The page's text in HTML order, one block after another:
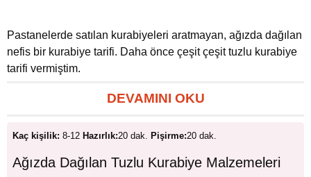
Pastanelerde satılan kurabiyeleri aratmayan, ağızda dağılan
nefis bir kurabiye tarifi. Daha önce çeşit çeşit tuzlu kurabiye
tarifi vermiştim.
DEVAMINI OKU
Kaç kişilik: 8-12 Hazırlık:20 dak. Pişirme:20 dak.
Ağızda Dağılan Tuzlu Kurabiye Malzemeleri